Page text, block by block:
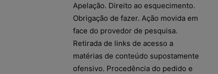
Apelação. Direito ao esquecimento.
Obrigação de fazer. Ação movida em
face do provedor de pesquisa.
Retirada de links de acesso a
matérias de conteúdo supostamente
ofensivo. Procedência do pedido e